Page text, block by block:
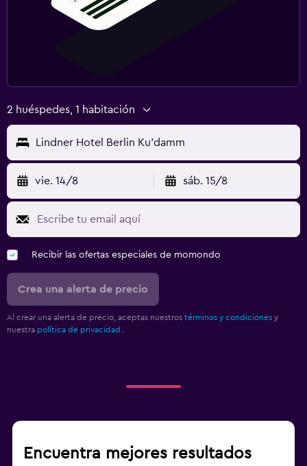
2 huéspedes, 1 habitación
Lindner Hotel Berlin Ku'damm
vie. 14/8 sáb. 15/8
Recibir las ofertas especiales de momondo
Crea una alerta de precio
Al crear una alerta de precio, aceptas nuestros términos y condiciones y
nuestra política de privacidad.
Encuentra mejores resultados